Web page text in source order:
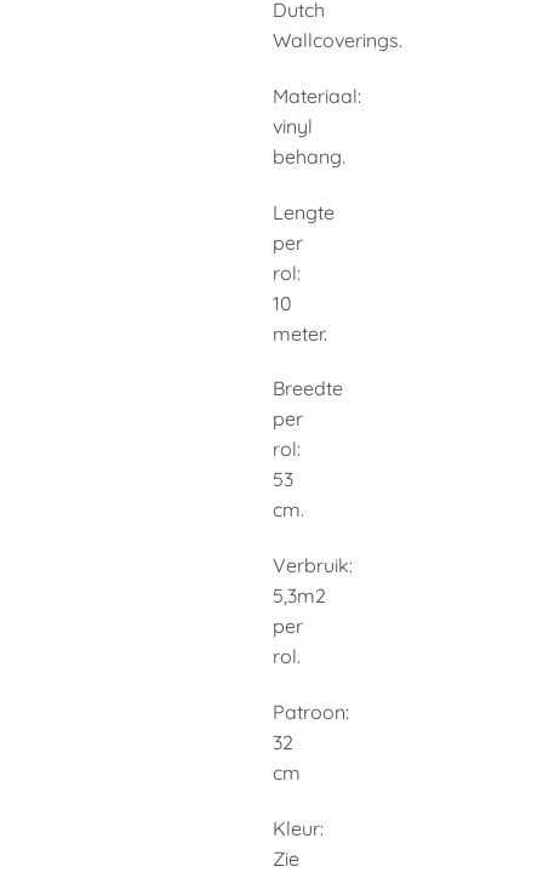
Dutch
Wallcoverings.
Materiaal:
vinyl
behang.
Lengte
per
rol:
10
meter.
Breedte
per
rol:
53
cm.
Verbruik:
5,3m2
per
rol.
Patroon:
32
cm
Kleur:
Zie